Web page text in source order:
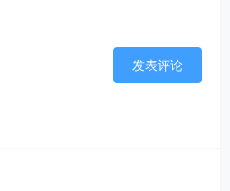
发表评论